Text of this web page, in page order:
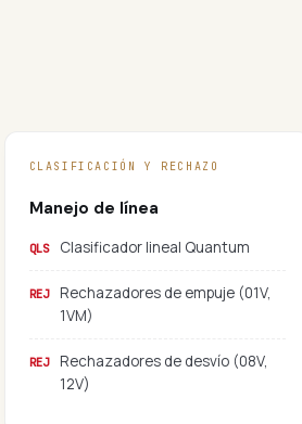
CLASIFICACIÓN Y RECHAZO
Manejo de línea
QLS Clasificador lineal Quantum
REJ
Rechazadores de empuje (01V,
1VM)
REJ
Rechazadores de desvío (08V,
12V)